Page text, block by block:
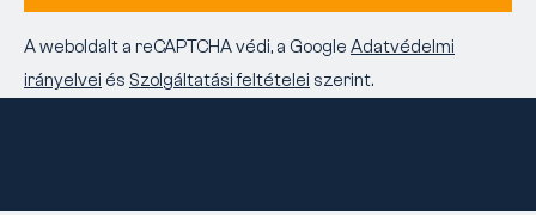
A weboldalt a reCAPTCHA védi, a Google Adatvédelmi
irányelvei és Szolgáltatási feltételei szerint.